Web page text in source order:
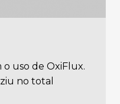
o uso de OxiFlux.
no total